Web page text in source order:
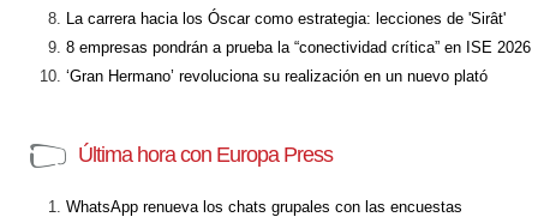
La carrera hacia los Óscar como estrategia: lecciones de 'Sirât'
8 empresas pondrán a prueba la “conectividad crítica” en ISE 2026
‘Gran Hermano’ revoluciona su realización en un nuevo plató
Última hora con Europa Press
WhatsApp renueva los chats grupales con las encuestas